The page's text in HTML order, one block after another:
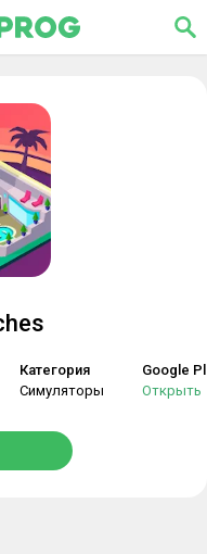
Категория
Симуляторы
Google
Открыть